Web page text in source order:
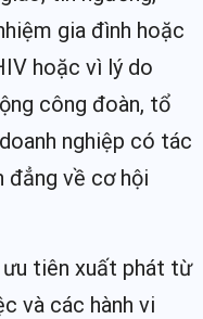
gia đình hoặc
hoặc vì lý do
công đoàn, tổ
nghiệp có tác
đẳng về cơ hội
tiên xuất phát từ
và các hành vi